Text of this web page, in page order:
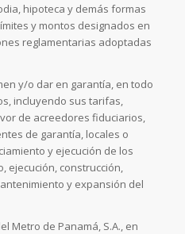
hipoteca y demás formas
y montos designados en
reglamentarias adoptadas
y/o dar en garantía, en todo
incluyendo sus tarifas,
de acreedores fiduciarios,
de garantía, locales o
y ejecución de los
ejecución, construcción,
y expansión del
Metro de Panamá, S.A., en